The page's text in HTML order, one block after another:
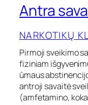
A
n
t
r
a
s
a
v
a
i
Antra
NARKOTIKŲ
Pirmoji sveikimo
fiziniam
ūmaus
antroji savaitė
(amfetamino,